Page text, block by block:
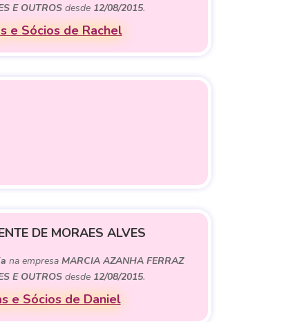
E OUTROS desde 12/08/2015.
e Sócios de Rachel
DE MORAES ALVES
na empresaMARCIA AZANHA FERRAZ
E OUTROS desde 12/08/2015.
e Sócios de Daniel